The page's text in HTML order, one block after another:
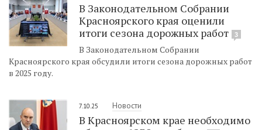
В Законодательном Собрании
Красноярского края оценили
итоги сезона дорожных работ
3
В Законодательном Собрании
Красноярского края обсудили итоги сезона дорожных работ
в 2025 году.
7.10.25 Новости
В Красноярском крае необходимо